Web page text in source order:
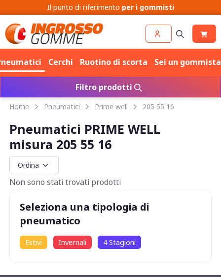
Il punto di riferimento per i gommisti
Cerchi Ruotino di scorta Sei un
Filtro prodotti
Home Pneumatici Prime well 205 55 16
Pneumatici PRIME WELL
misura 205 55 16
Non sono stati trovati prodotti
Seleziona una tipologia di
pneumatico
Estivi Invernali 4 Stagioni